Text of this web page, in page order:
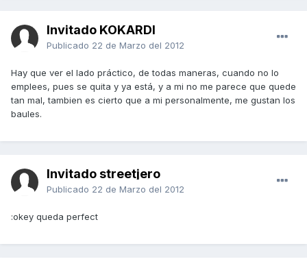
Invitado KOKARDI
Publicado 22 de Marzo del 2012
Hay que ver el lado práctico, de todas maneras, cuando no lo
emplees, pues se quita y ya está, y a mi no me parece que quede
tan mal, tambien es cierto que a mi personalmente, me gustan los
baules.
Invitado streetjero
Publicado 22 de Marzo del 2012
:okey queda perfect